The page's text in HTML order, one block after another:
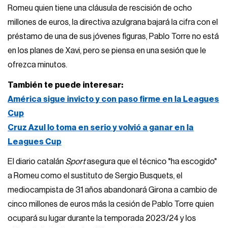
Romeu quien tiene una cláusula de rescisión de ocho
millones de euros, la directiva azulgrana bajará la cifra con el
préstamo de una de sus jóvenes figuras, Pablo Torre no está
en los planes de Xavi, pero se piensa en una sesión que le
ofrezca minutos.
También te puede interesar:
América sigue invicto y con paso firme en la Leagues
Cup
Cruz Azul lo toma en serio y volvió a ganar en la
Leagues Cup
El diario catalán Sportasegura que el técnico "ha escogido"
a Romeu como el sustituto de Sergio Busquets, el
mediocampista de 31 años abandonará Girona a cambio de
cinco millones de euros más la cesión de Pablo Torre quien
ocupará su lugar durante la temporada 2023/24 y los